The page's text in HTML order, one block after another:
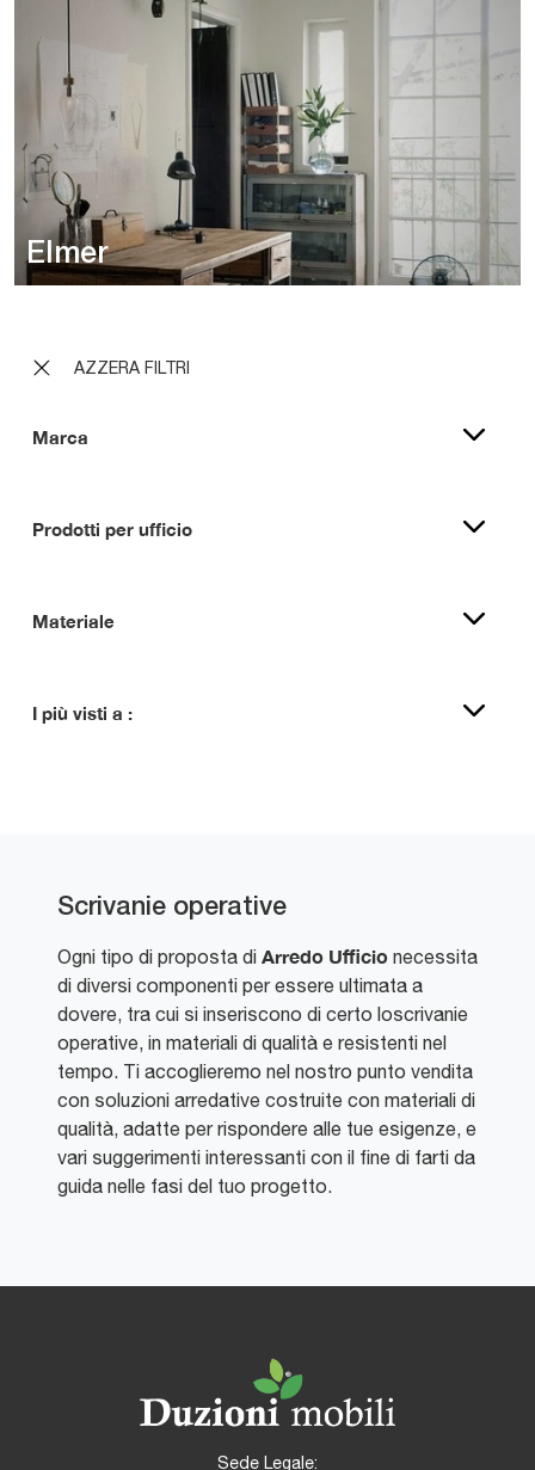
AZZERA FILTRI
Marca
Prodotti per ufficio
Materiale
I più visti a :
Elmer
Scrivanie operative
Ogni tipo di proposta di Arredo Ufficio necessita
di diversi componenti per essere ultimata a
dovere, tra cui si inseriscono di certo loscrivanie
operative, in materiali di qualità e resistenti nel
tempo. Ti accoglieremo nel nostro punto vendita
con soluzioni arredative costruite con materiali di
qualità, adatte per rispondere alle tue esigenze, e
vari suggerimenti interessanti con il fine di farti da
guida nelle fasi del tuo progetto.
Sede Legale: